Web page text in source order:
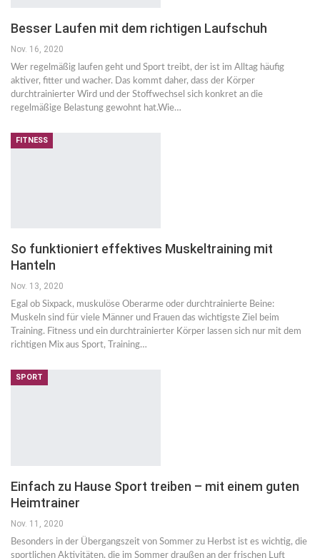
Besser Laufen mit dem richtigen Laufschuh
Nov. 16, 2020
Wer regelmäßig laufen geht und Sport treibt, der ist im Alltag häufig
aktiver, fitter und wacher. Das kommt daher, dass der Körper
durchtrainierter Wird und der Stoffwechsel sich konkret an die
regelmäßige Belastung gewohnt hat.Wie…
FITNESS
So funktioniert effektives Muskeltraining mit
Hanteln
Nov. 13, 2020
Egal ob Sixpack, muskulöse Oberarme oder durchtrainierte Beine:
Muskeln sind für viele Männer und Frauen das wichtigste Ziel beim
Training. Fitness und ein durchtrainierter Körper lassen sich nur mit dem
richtigen Mix aus Sport, Training…
SPORT
Einfach zu Hause Sport treiben – mit einem guten
Heimtrainer
Nov. 11, 2020
Besonders in der Übergangszeit von Sommer zu Herbst ist es wichtig, die
sportlichen Aktivitäten, die im Sommer draußen an der frischen Luft